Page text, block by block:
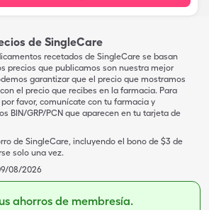
de SingleCare
recetados de SingleCare se basan
precios que publicamos son nuestra mejor
garantizar que el precio que mostramos
el precio que recibes en la farmacia. Para
favor, comunícate con tu farmacia y
BIN/GRP/PCN que aparecen en tu tarjeta de
de SingleCare, incluyendo el bono de $3 de
solo una vez.
08/2026
ahorros de membresía.